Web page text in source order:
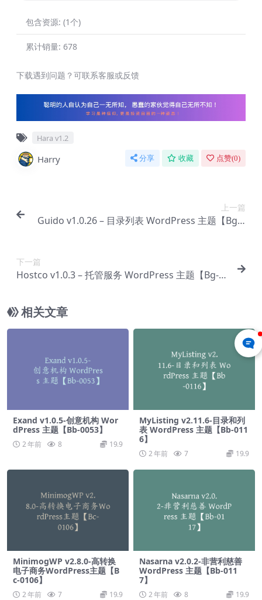
包含资源: (1个)
累计销量: 678
下载遇到问题？可联系客服或反馈
Hara v1.2
Harry 分享 收藏 点赞(0)
上一篇
Guido v1.0.26 – 目录列表 WordPress 主题【Bg-0
下一篇
Hostco v1.0.3 – 托管服务 WordPress 主题【Bg-0
相关文章
Exand v1.0.5-创意机构 Wor
dPress 主题【Bb-0053】
2 年前 8 19.9
MyListing v2.11.6-目录和列
表 WordPress 主题【Bb-011
6】
2 年前 7 19.9
MinimogWP v2.8.0-高转换
电子商务WordPress主题【B
c-0106】
2 年前 7 19.9
Nasarna v2.0.2-非营利慈善
WordPress 主题【Bb-011
7】
2 年前 8 19.9